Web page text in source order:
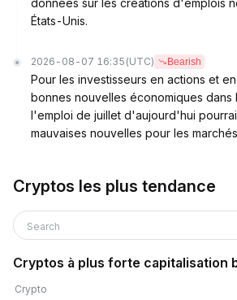
données sur les créations d'emplois
États-Unis.
2026-08-07 16:35 (UTC) Bearish
Pour les investisseurs en actions et
bonnes nouvelles économiques dans
l'emploi de juillet d'aujourd'hui
mauvaises nouvelles pour les
Cryptos les plus tendance
Search
Cryptos à plus forte capitalisation
Crypto